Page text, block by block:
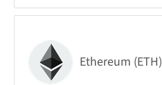
Ethereum (ETH)